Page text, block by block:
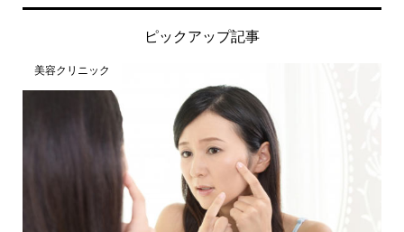
ピックアップ記事
美容クリニック